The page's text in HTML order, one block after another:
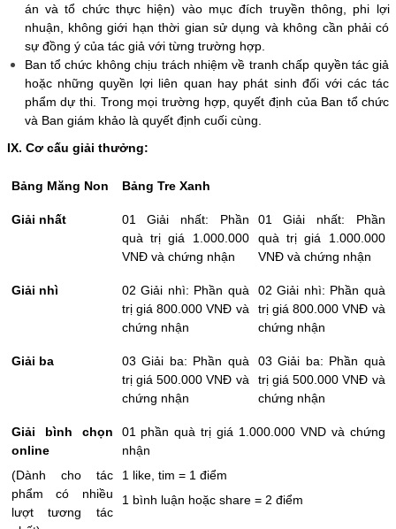
án và tổ chức thực hiện) vào mục đích truyền thông, phi lợi
nhuận, không giới hạn thời gian sử dụng và không cần phải có
sự đồng ý của tác giả với từng trường hợp.
Ban tổ chức không chịu trách nhiệm về tranh chấp quyền tác giả
hoặc những quyền lợi liên quan hay phát sinh đối với các tác
phẩm dự thi. Trong mọi trường hợp, quyết định của Ban tổ chức
và Ban giám khảo là quyết định cuối cùng.
IX. Cơ cấu giải thưởng:
Bảng Măng Non Bảng Tre Xanh
Giải nhất
01 Giải nhất: Phần
quà trị giá 1.000.000
VNĐ và chứng nhận
01 Giải nhất: Phần
quà trị giá 1.000.000
VNĐ và chứng nhận
Giải nhì
02 Giải nhì: Phần quà
trị giá 800.000 VNĐ và
chứng nhận
02 Giải nhì: Phần quà
trị giá 800.000 VNĐ và
chứng nhận
Giải ba
03 Giải ba: Phần quà
trị giá 500.000 VNĐ và
chứng nhận
03 Giải ba: Phần quà
trị giá 500.000 VNĐ và
chứng nhận
Giải bình chọn
online
(Dành cho tác
phẩm có nhiều
lượt tương tác
01 phần quà trị giá 1.000.000 VND và chứng
nhận
1 like, tim = 1 điểm
1 bình luận hoặc share = 2 điểm